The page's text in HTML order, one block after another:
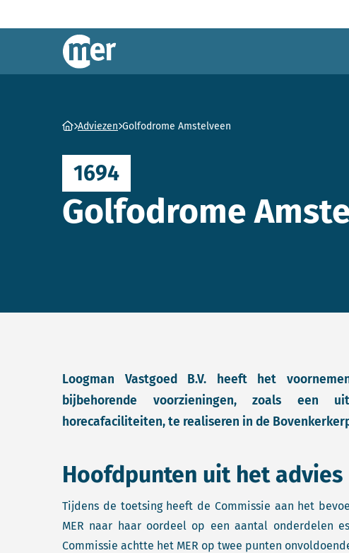
Commissie mer
Ga naar homepage
Adviezen Golfodrome Amstelveen
1694
Golfodrome
Loogman Vastgoed B.V. heeft het
bijbehorende voorzieningen, zoals een
horecafaciliteiten, te realiseren in de
Hoofdpunten uit het advies
Tijdens de toetsing heeft de Commissie aan het
MER naar haar oordeel op een aantal onderdelen
Commissie achtte het MER op twee punten